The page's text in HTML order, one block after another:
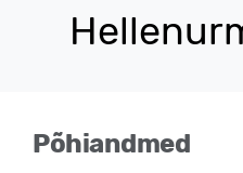
Põhiandmed